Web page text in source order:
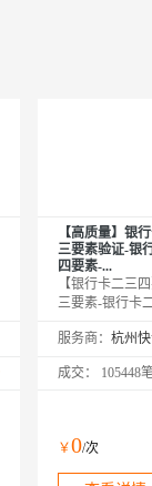
【高质量】银
三要素验证-银
四要素-...
【银行卡二三
三要素-银行卡
素-银行卡四要
行卡三要素认
要素-银行卡
卡三要素-银行
银行卡三要素-
服务商：
成交： 105448
￥0/次